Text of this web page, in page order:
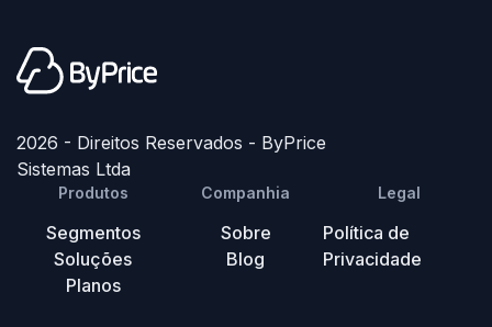
2026 - Direitos Reservados - ByPrice
Sistemas Ltda
Produtos
Segmentos
Soluções
Planos
Companhia
Sobre
Blog
Legal
Política de
Privacidade